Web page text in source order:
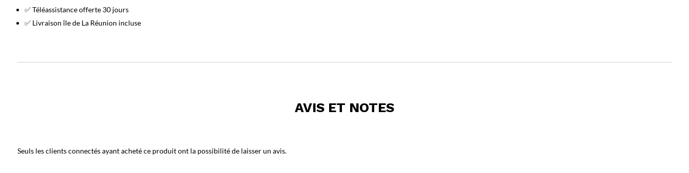
✅ Téléassistance offerte 30 jours
✅ Livraison île de La Réunion incluse
AVIS ET NOTES
Seuls les clients connectés ayant acheté ce produit ont la possibilité de laisser un avis.